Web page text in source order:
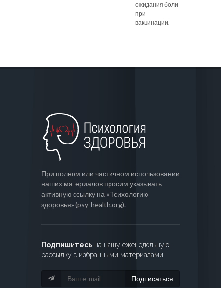
ожидания боли
при
вакцинации.
При полном или частичном использовании
наших материалов просим указывать
активную ссылку на «Психологию
здоровья» (psy-health.org).
Подпишитесь на нашу еженедельную
рассылку с избранными материалами:
Подписаться